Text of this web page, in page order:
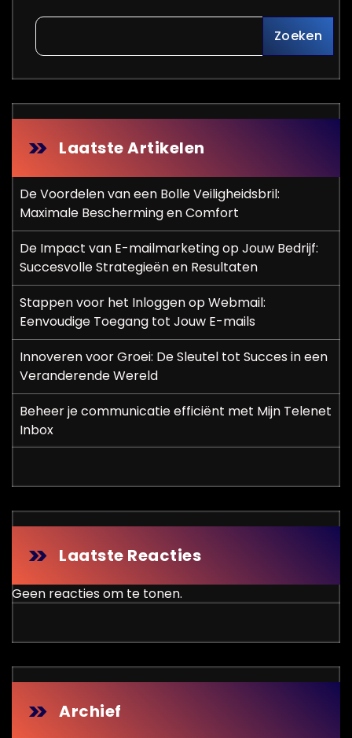
Zoeken
Laatste Artikelen
De Voordelen van een Bolle Veiligheidsbril:
Maximale Bescherming en Comfort
De Impact van E-mailmarketing op Jouw Bedrijf:
Succesvolle Strategieën en Resultaten
Stappen voor het Inloggen op Webmail:
Eenvoudige Toegang tot Jouw E-mails
Innoveren voor Groei: De Sleutel tot Succes in een
Veranderende Wereld
Beheer je communicatie efficiënt met Mijn Telenet
Inbox
Laatste Reacties
Geen reacties om te tonen.
Archief